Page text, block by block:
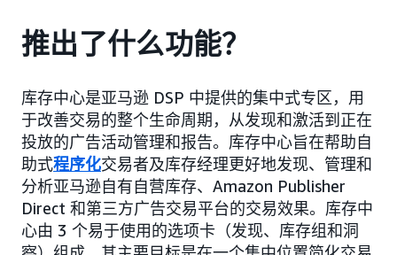
推出了什么功能？
库存中心是亚马逊 DSP 中提供的集中式专区，用
于改善交易的整个生命周期，从发现和激活到正在
投放的广告活动管理和报告。库存中心旨在帮助自
助式程序化交易者及库存经理更好地发现、管理和
分析亚马逊自有自营库存、Amazon Publisher
Direct 和第三方广告交易平台的交易效果。库存中
心由 3 个易于使用的选项卡（发现、库存组和洞